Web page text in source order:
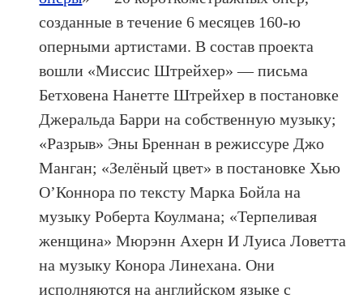
созданные в течение 6 месяцев 160-ю
оперными артистами. В состав проекта
вошли «Миссис Штрейхер» — письма
Бетховена Нанетте Штрейхер в постановке
Джеральда Барри на собственную музыку;
«Разрыв» Эны Бреннан в режиссуре Джо
Манган; «Зелёный цвет» в постановке Хью
О’Коннора по тексту Марка Бойла на
музыку Роберта Коулмана; «Терпеливая
женщина» Мюрэнн Ахерн И Луиса Ловетта
на музыку Конора Линехана. Они
исполняются на английском языке с